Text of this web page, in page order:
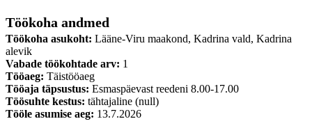
Töökoha andmed
Töökoha asukoht: Lääne-Viru maakond, Kadrina vald, Kadrina
alevik
Vabade töökohtade arv: 1
Tööaeg: Täistööaeg
Tööaja täpsustus: Esmaspäevast reedeni 8.00-17.00
Töösuhte kestus: tähtajaline (null)
Tööle asumise aeg: 13.7.2026